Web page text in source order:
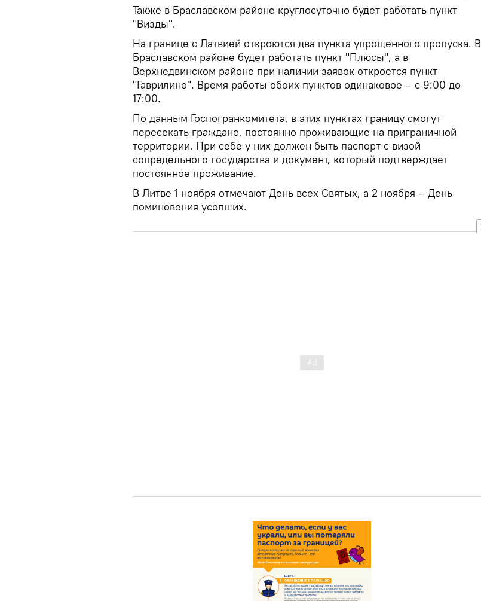
Также в Браславском районе круглосуточно будет работать пункт
"Визды".
На границе с Латвией откроются два пункта упрощенного пропуска. В
Браславском районе будет работать пункт "Плюсы", а в
Верхнедвинском районе при наличии заявок откроется пункт
"Гаврилино". Время работы обоих пунктов одинаковое – с 9:00 до
17:00.
По данным Госпогранкомитета, в этих пунктах границу смогут
пересекать граждане, постоянно проживающие на приграничной
территории. При себе у них должен быть паспорт с визой
сопредельного государства и документ, который подтверждает
постоянное проживание.
В Литве 1 ноября отмечают День всех Святых, а 2 ноября – День
поминовения усопших.